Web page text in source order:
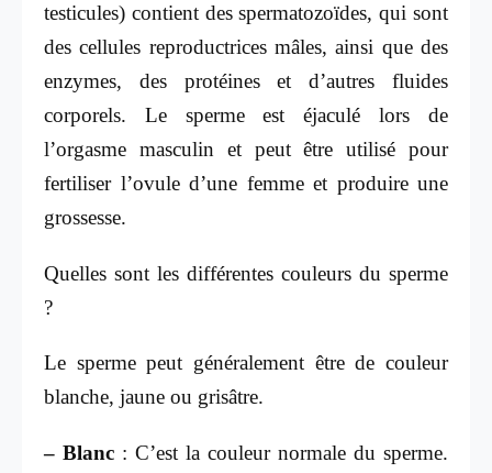
testicules) contient des spermatozoïdes, qui sont
des cellules reproductrices mâles, ainsi que des
enzymes, des protéines et d’autres fluides
corporels. Le sperme est éjaculé lors de
l’orgasme masculin et peut être utilisé pour
fertiliser l’ovule d’une femme et produire une
grossesse.
Quelles sont les différentes couleurs du sperme
?
Le sperme peut généralement être de couleur
blanche, jaune ou grisâtre.
– Blanc : C’est la couleur normale du sperme.